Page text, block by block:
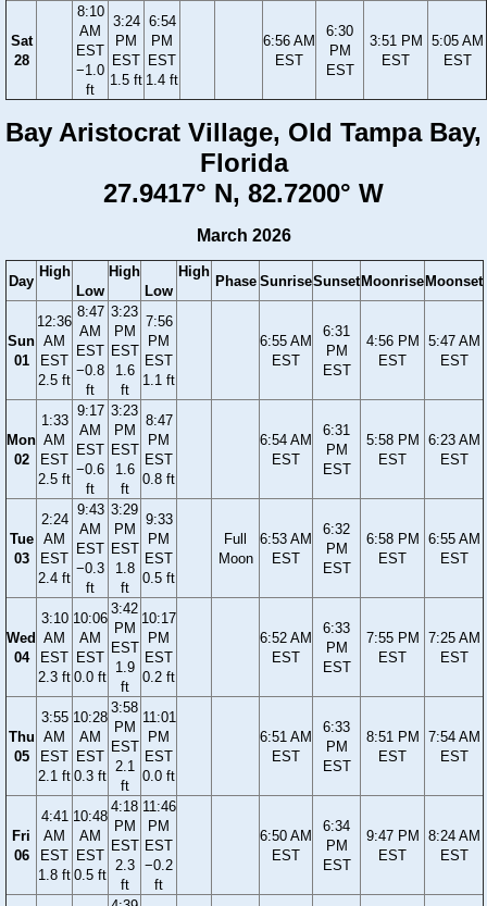
Sat
28
8:10
AM
EST
−1.0
ft
3:24
PM
EST
1.5 ft
6:54
PM
EST
1.4 ft
6:56 AM
EST
6:30
PM
EST
3:51 PM
EST
5:05 AM
EST
Bay Aristocrat Village, Old Tampa Bay,
Florida
27.9417° N, 82.7200° W
March 2026
Day
High
Low
High
Low
High
Phase SunriseSunset Moonrise Moonset
Sun
01
12:36
AM
EST
2.5 ft
8:47
AM
EST
−0.8
ft
3:23
PM
EST
1.6
ft
7:56
PM
EST
1.1 ft
6:55 AM
EST
6:31
PM
EST
4:56 PM
EST
5:47 AM
EST
Mon
02
1:33
AM
EST
2.5 ft
9:17
AM
EST
−0.6
ft
3:23
PM
EST
1.6
ft
8:47
PM
EST
0.8 ft
6:54 AM
EST
6:31
PM
EST
5:58 PM
EST
6:23 AM
EST
Tue
03
2:24
AM
EST
2.4 ft
9:43
AM
EST
−0.3
ft
3:29
PM
EST
1.8
ft
9:33
PM
EST
0.5 ft
Full
Moon
6:53 AM
EST
6:32
PM
EST
6:58 PM
EST
6:55 AM
EST
Wed
04
3:10
AM
EST
2.3 ft
10:06
AM
EST
0.0 ft
3:42
PM
EST
1.9
ft
10:17
PM
EST
0.2 ft
6:52 AM
EST
6:33
PM
EST
7:55 PM
EST
7:25 AM
EST
Thu
05
3:55
AM
EST
2.1 ft
10:28
AM
EST
0.3 ft
3:58
PM
EST
2.1
ft
11:01
PM
EST
0.0 ft
6:51 AM
EST
6:33
PM
EST
8:51 PM
EST
7:54 AM
EST
Fri
06
4:41
AM
EST
1.8 ft
10:48
AM
EST
0.5 ft
4:18
PM
EST
2.3
ft
11:46
PM
EST
−0.2
ft
6:50 AM
EST
6:34
PM
EST
9:47 PM
EST
8:24 AM
EST